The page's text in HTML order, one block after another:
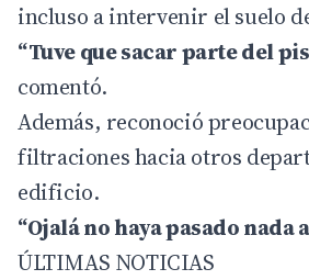
incluso a intervenir el suelo
“Tuve que sacar parte del
comentó.
Además, reconoció
filtraciones hacia otros
edificio.
“Ojalá no haya pasado nada
ÚLTIMAS NOTICIAS